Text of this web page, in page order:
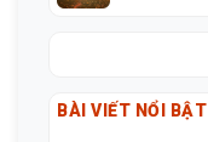
BÀI VIẾT NỔI BẬT